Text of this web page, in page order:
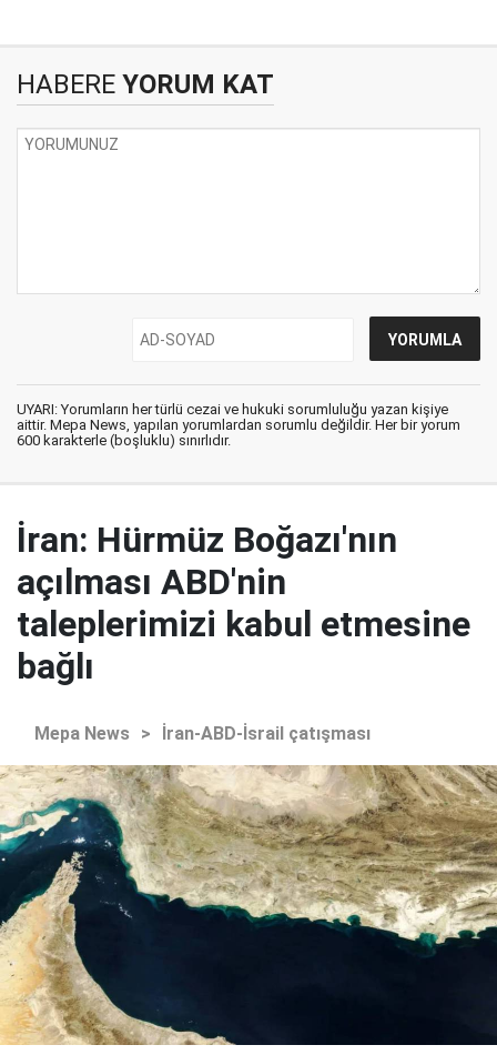
HABERE YORUM KAT
UYARI: Yorumların her türlü cezai ve hukuki sorumluluğu yazan kişiye
aittir. Mepa News, yapılan yorumlardan sorumlu değildir. Her bir yorum
600 karakterle (boşluklu) sınırlıdır.
İran: Hürmüz Boğazı'nın
açılması ABD'nin
taleplerimizi kabul etmesine
bağlı
Mepa News > İran-ABD-İsrail çatışması